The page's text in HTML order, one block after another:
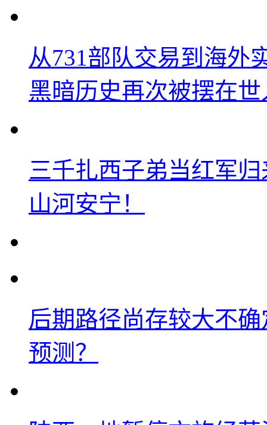
从731部队交易到海外
黑暗历史再次被摆在
三千扎西子弟当红军
山河安宁！
后期路径尚存较大不
预测？